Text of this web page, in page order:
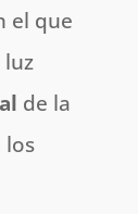
el que
de la
los